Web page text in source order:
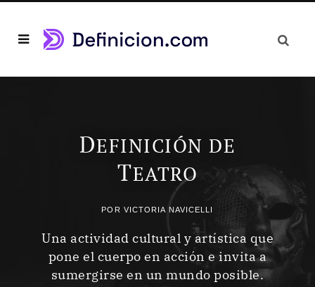
DEFINICIÓN DE
TEATRO
POR VICTORIA NAVICELLI
Una actividad cultural y artística que
pone el cuerpo en acción e invita a
sumergirse en un mundo posible.